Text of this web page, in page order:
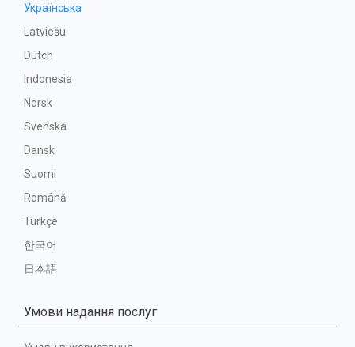
Українська
Latviešu
Dutch
Indonesia
Norsk
Svenska
Dansk
Suomi
Română
Türkçe
한국어
日本語
Умови надання послуг